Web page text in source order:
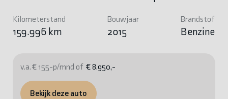
Kilometerstand
159.996 km
Bouwjaar
2015
Brandstof
Benzine
v.a. € 155-p/mnd of € 8.950,-
Bekijk deze auto